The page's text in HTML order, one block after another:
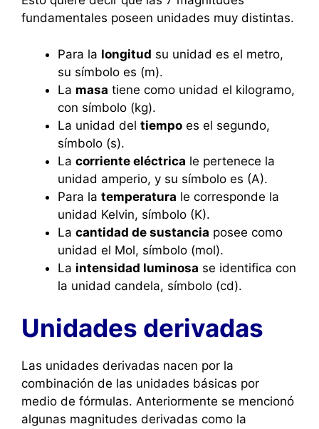
fundamentales poseen unidades muy distintas.
Para la longitud su unidad es el metro,
su símbolo es (m).
La masa tiene como unidad el kilogramo,
con símbolo (kg).
La unidad del tiempo es el segundo,
símbolo (s).
La corriente eléctrica le pertenece la
unidad amperio, y su símbolo es (A).
Para la temperatura le corresponde la
unidad Kelvin, símbolo (K).
La cantidad de sustancia posee como
unidad el Mol, símbolo (mol).
La intensidad luminosa se identifica con
la unidad candela, símbolo (cd).
Unidades derivadas
Las unidades derivadas nacen por la
combinación de las unidades básicas por
medio de fórmulas. Anteriormente se mencionó
algunas magnitudes derivadas como la